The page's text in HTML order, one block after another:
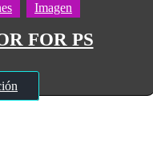
Imagen
FOR PS